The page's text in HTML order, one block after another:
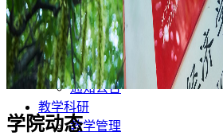
行政机构
新闻资讯
学院动态
学术讲座
通知公告
教学科研
教学管理
学院动态